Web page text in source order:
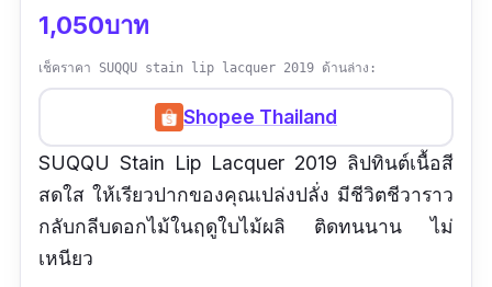
1,050บาท
เช็คราคา SUQQU stain lip lacquer 2019 ด้านล่าง:
Shopee Thailand
SUQQU Stain Lip Lacquer 2019 ลิปทินต์เนื้อสี
สดใส ให้เรียวปากของคุณเปล่งปลั่ง มีชีวิตชีวาราว
กลับกลีบดอกไม้ในฤดูใบไม้ผลิ ติดทนนาน ไม่
เหนียว